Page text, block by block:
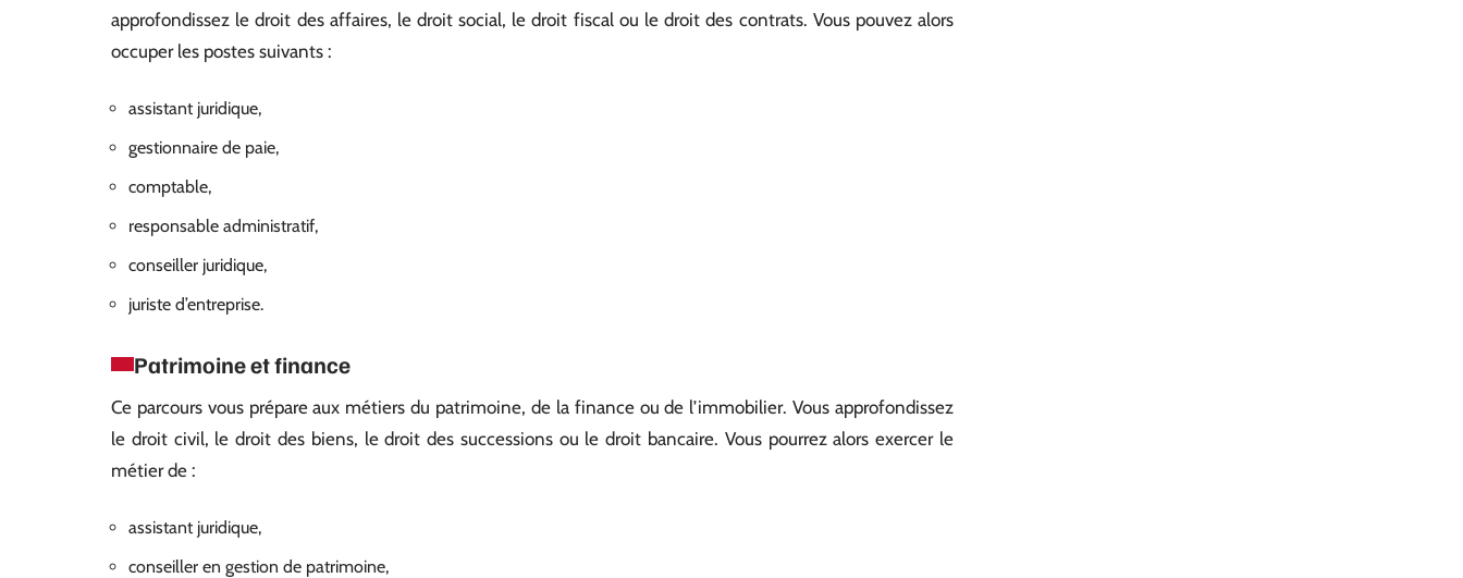
approfondissez le droit des affaires, le droit social, le droit fiscal ou le droit des contrats. Vous pouvez alors
occuper les postes suivants :
assistant juridique,
gestionnaire de paie,
comptable,
responsable administratif,
conseiller juridique,
juriste d’entreprise.
Patrimoine et finance
Ce parcours vous prépare aux métiers du patrimoine, de la finance ou de l’immobilier. Vous approfondissez
le droit civil, le droit des biens, le droit des successions ou le droit bancaire. Vous pourrez alors exercer le
métier de :
assistant juridique,
conseiller en gestion de patrimoine,